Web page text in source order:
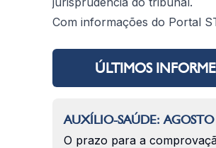
Com informações do Portal
ÚLTIMOS
AUXÍLIO-SAÚDE: AGOSTO
O prazo para a